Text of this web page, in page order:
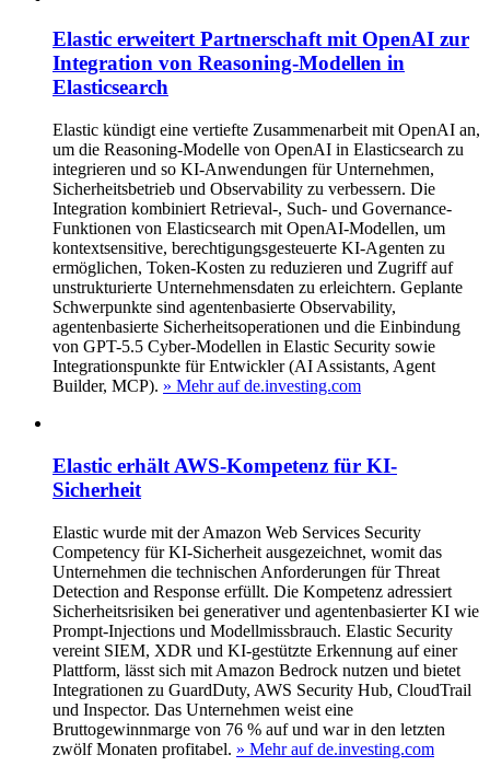
Elastic erweitert Partnerschaft mit OpenAI zur
Integration von Reasoning-Modellen in
Elasticsearch
Elastic kündigt eine vertiefte Zusammenarbeit mit OpenAI an,
um die Reasoning-Modelle von OpenAI in Elasticsearch zu
integrieren und so KI-Anwendungen für Unternehmen,
Sicherheitsbetrieb und Observability zu verbessern. Die
Integration kombiniert Retrieval-, Such- und Governance-
Funktionen von Elasticsearch mit OpenAI-Modellen, um
kontextsensitive, berechtigungsgesteuerte KI-Agenten zu
ermöglichen, Token-Kosten zu reduzieren und Zugriff auf
unstrukturierte Unternehmensdaten zu erleichtern. Geplante
Schwerpunkte sind agentenbasierte Observability,
agentenbasierte Sicherheitsoperationen und die Einbindung
von GPT-5.5 Cyber-Modellen in Elastic Security sowie
Integrationspunkte für Entwickler (AI Assistants, Agent
Builder, MCP). » Mehr auf de.investing.com
Elastic erhält AWS-Kompetenz für KI-
Sicherheit
Elastic wurde mit der Amazon Web Services Security
Competency für KI-Sicherheit ausgezeichnet, womit das
Unternehmen die technischen Anforderungen für Threat
Detection and Response erfüllt. Die Kompetenz adressiert
Sicherheitsrisiken bei generativer und agentenbasierter KI wie
Prompt-Injections und Modellmissbrauch. Elastic Security
vereint SIEM, XDR und KI-gestützte Erkennung auf einer
Plattform, lässt sich mit Amazon Bedrock nutzen und bietet
Integrationen zu GuardDuty, AWS Security Hub, CloudTrail
und Inspector. Das Unternehmen weist eine
Bruttogewinnmarge von 76 % auf und war in den letzten
zwölf Monaten profitabel. » Mehr auf de.investing.com